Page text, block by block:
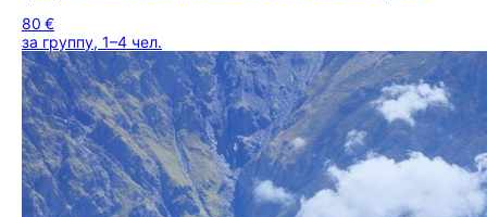
80 €
за группу, 1–4 чел.